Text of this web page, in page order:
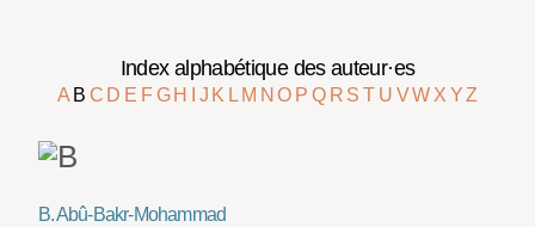
Index alphabétique des auteur·es
A B C D E F G H J K L M NO P Q R ST U VW X YZ
B. Abû-Bakr-Mohammad